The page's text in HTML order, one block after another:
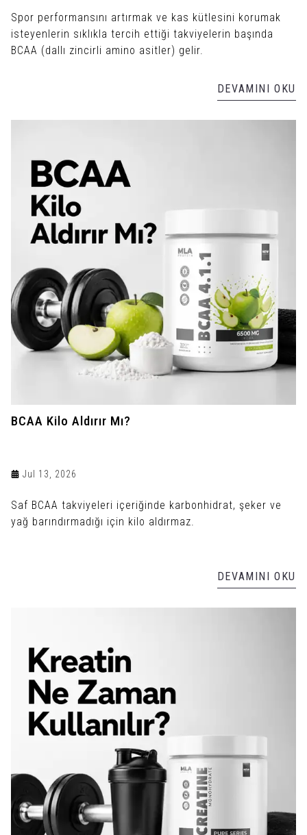
Spor performansını artırmak ve kas kütlesini korumak
isteyenlerin sıklıkla tercih ettiği takviyelerin başında
BCAA (dallı zincirli amino asitler) gelir.
DEVAMINI OKU
BCAA Kilo Aldırır Mı?
Jul 13, 2026
Saf BCAA takviyeleri içeriğinde karbonhidrat, şeker ve
yağ barındırmadığı için kilo aldırmaz.
DEVAMINI OKU